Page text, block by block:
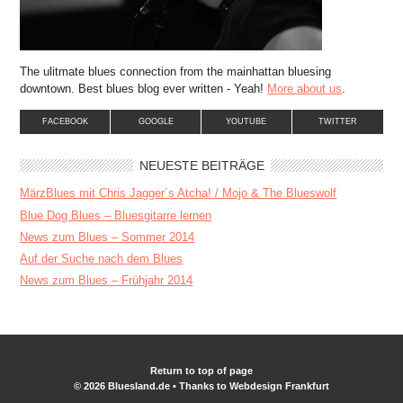
The ulitmate blues connection from the mainhattan bluesing
downtown. Best blues blog ever written - Yeah! More about us.
FACEBOOK GOOGLE YOUTUBE TWITTER
NEUESTE BEITRÄGE
MärzBlues mit Chris Jagger´s Atcha! / Mojo & The Blueswolf
Blue Dog Blues – Bluesgitarre lernen
News zum Blues – Sommer 2014
Auf der Suche nach dem Blues
News zum Blues – Frühjahr 2014
Return to top of page
© 2026 Bluesland.de • Thanks to Webdesign Frankfurt